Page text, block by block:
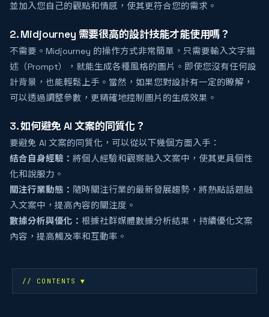
並加入您自己的觀點和情感，使其更符合您的需求。
2. Midjourney 需要很高的設計技能才能使用嗎？
不需要。Midjourney 的操作方式非常簡單，只需要輸入文字描
述（Prompt），就能生成各種風格的圖片。即使您沒有任何設
計背景，也能輕鬆上手。當然，如果您對設計有一定的瞭解，
可以透過調整參數，更精確地控制圖片的生成效果。
3. 如何避免 AI 文案的同質化？
要避免 AI 文案的同質化，可以從以下幾個方面入手：
結合自身經驗： 將個人經驗和觀察融入文案中，使其更具個性
化和說服力。
關注行業動態： 隨時關注行業的最新發展趨勢，將熱點話題融
入文案中，提高內容的關注度。
數據分析與優化： 根據社群媒體數據分析結果，持續優化文案
內容，提高觸及率和互動率。
// CONTENTS▼